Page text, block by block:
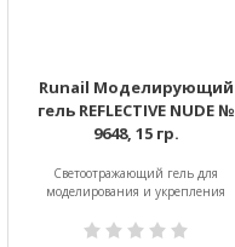
Runail Моделирующий
гель REFLECTIVE NUDE №
9648, 15 гр.
Светоотражающий гель для
моделирования и укрепления